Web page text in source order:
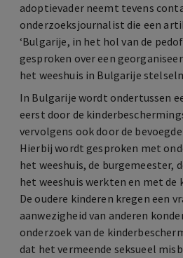
adoptievader neemt tevens
onderzoeksjournalist die een
‘Bulgarije, in het hol van de
gesproken over een
het weeshuis in Bulgarije
In Bulgarije wordt ondertussen
eerst door de
vervolgens ook door de
Hierbij wordt gesproken met
het weeshuis, de burgemeester,
het weeshuis werkten en met de
De oudere kinderen kregen een
aanwezigheid van anderen
onderzoek van de
dat het vermeende seksueel